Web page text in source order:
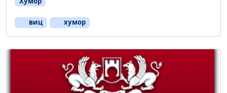
виц хумор